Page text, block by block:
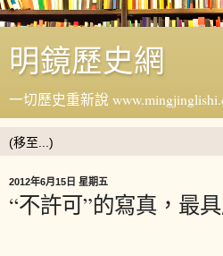
明鏡歷史網
一切歷史重新說
2012年6月15日 星期五
“不許可”的寫真，最